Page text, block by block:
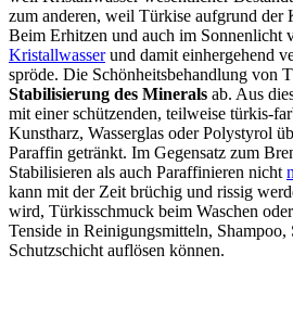
zum anderen, weil Türkise aufgrund der
Beim Erhitzen und auch im Sonnenlicht
Kristallwasserund damit einhergehend
spröde. Die Schönheitsbehandlung von
Stabilisierung des Minerals ab. Aus
mit einer schützenden, teilweise türkis-
Kunstharz, Wasserglas oder Polystyrol
Paraffin getränkt. Im Gegensatz zum
Stabilisieren als auch Paraffinieren nicht
kann mit der Zeit brüchig und rissig
wird, Türkisschmuck beim Waschen
Tenside in Reinigungsmitteln,
Schutzschicht auflösen können.